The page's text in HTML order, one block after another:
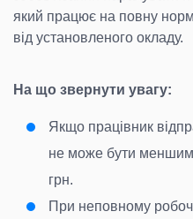
який працює на повну
від установленого окладу.
На що звернути увагу:
Якщо працівник
не може бути меншим
грн.
При неповному